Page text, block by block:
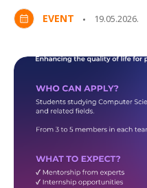
EVENT 19.05.2026.